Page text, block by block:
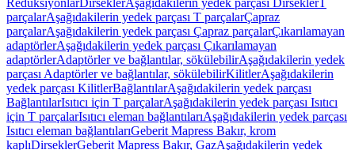
RedüksiyonlarDirseklerAşağıdakilerin yedek parçası DirseklerT
parçalarAşağıdakilerin yedek parçası T parçalarÇapraz
parçalarAşağıdakilerin yedek parçası Çapraz parçalarÇıkarılamayan
adaptörlerAşağıdakilerin yedek parçası Çıkarılamayan
adaptörlerAdaptörler ve bağlantılar, sökülebilirAşağıdakilerin yedek
parçası Adaptörler ve bağlantılar, sökülebilirKilitlerAşağıdakilerin
yedek parçası KilitlerBağlantılarAşağıdakilerin yedek parçası
BağlantılarIsıtıcı için T parçalarAşağıdakilerin yedek parçası Isıtıcı
için T parçalarIsıtıcı eleman bağlantılarıAşağıdakilerin yedek parçası
Isıtıcı eleman bağlantılarıGeberit Mapress Bakır, krom
kaplıDirseklerGeberit Mapress Bakır, GazAşağıdakilerin yedek